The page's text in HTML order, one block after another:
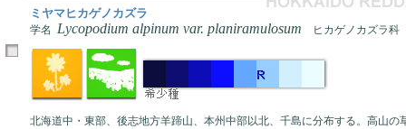
ミヤマヒカゲノカズラ
学名 Lycopodium alpinum var. planiramulosum ヒカゲノカズラ科
北海道中・東部、後志地方羊蹄山、本州中部以北、千島に分布する。高山の